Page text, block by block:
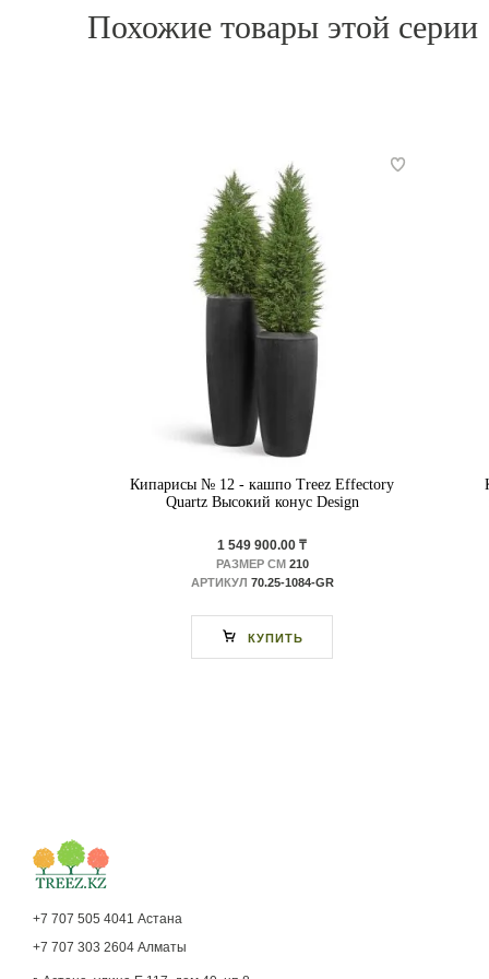
Похожие товары этой серии
Кипарисы № 12 - кашпо Treez Effectory
Quartz Высокий конус Design
1 549 900.00 ₸
РАЗМЕР СМ210
АРТИКУЛ 70.25-1084-GR
КУПИТЬ
+7 707 505 4041 Астана
+7 707 303 2604 Алматы